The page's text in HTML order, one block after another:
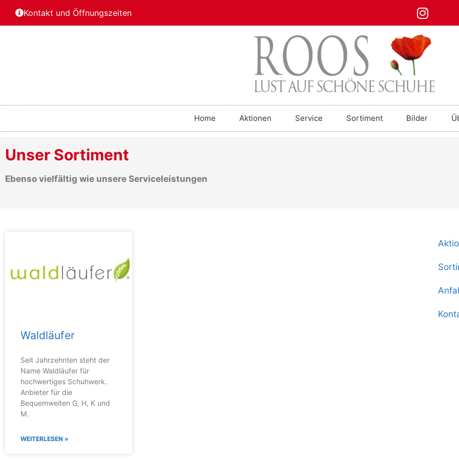
Kontakt und Öffnungszeiten
Home Aktionen Service Sortiment Bilder
Unser Sortiment
Ebenso vielfältig wie unsere Serviceleistungen
Waldläufer
Seit Jahrzehnten steht der
Name Waldläufer für
hochwertiges Schuhwerk.
Anbieter für die
Bequemweiten G, H, K und
M.
WEITERLESEN »